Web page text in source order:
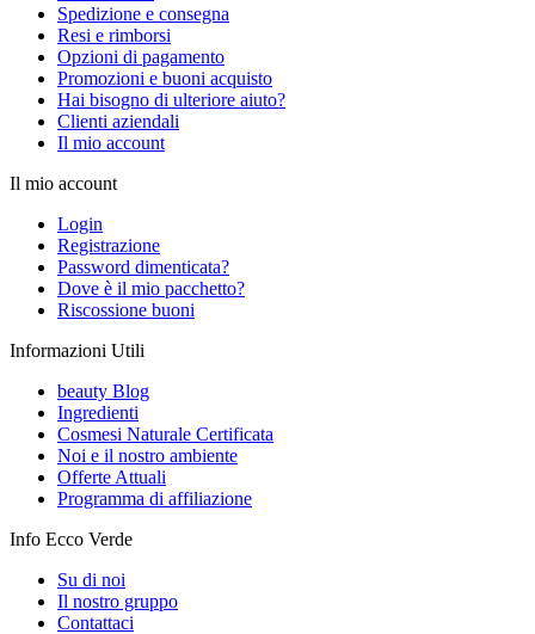
Spedizione e consegna
Resi e rimborsi
Opzioni di pagamento
Promozioni e buoni acquisto
Hai bisogno di ulteriore aiuto?
Clienti aziendali
Il mio account
Il mio account
Login
Registrazione
Password dimenticata?
Dove è il mio pacchetto?
Riscossione buoni
Informazioni Utili
beauty Blog
Ingredienti
Cosmesi Naturale Certificata
Noi e il nostro ambiente
Offerte Attuali
Programma di affiliazione
Info Ecco Verde
Su di noi
Il nostro gruppo
Contattaci